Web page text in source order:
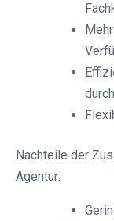
Nachteile der
Agentur: